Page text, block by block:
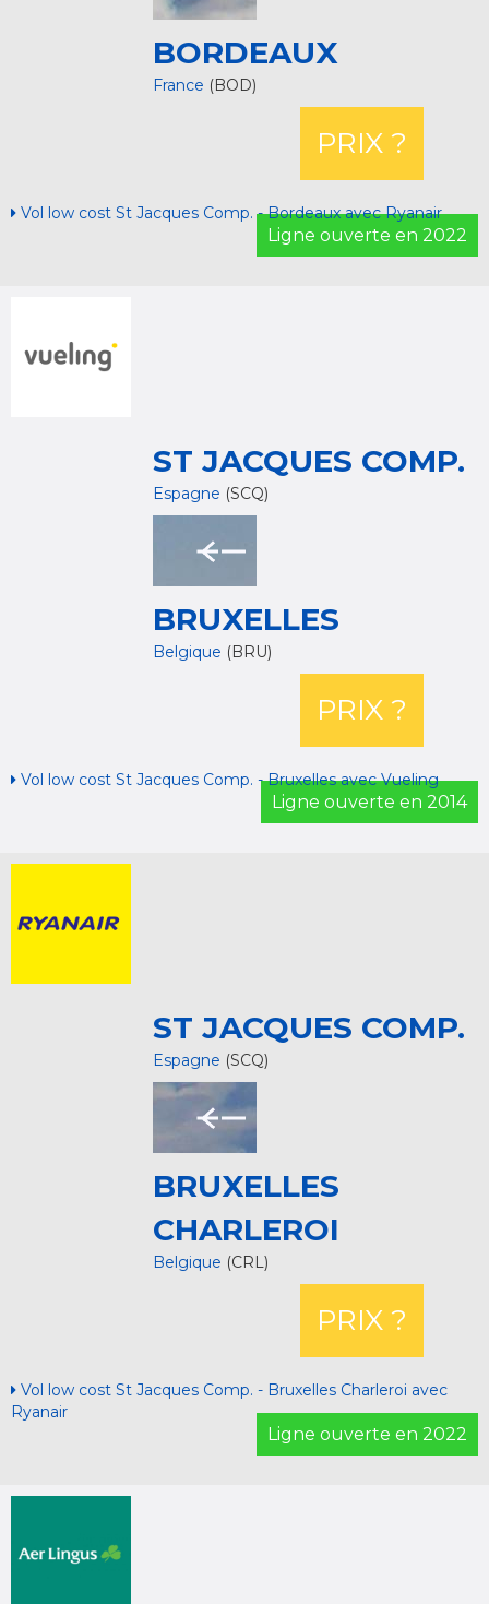
BORDEAUX
France (BOD)
PRIX ?
Vol low cost St Jacques Comp. - Bordeaux avec Ryanair
Ligne ouverte en 2022
ST JACQUES COMP.
Espagne (SCQ)
BRUXELLES
Belgique (BRU)
PRIX ?
Vol low cost St Jacques Comp. - Bruxelles avec Vueling
Ligne ouverte en 2014
ST JACQUES COMP.
Espagne (SCQ)
BRUXELLES
CHARLEROI
Belgique (CRL)
PRIX ?
Vol low cost St Jacques Comp. - Bruxelles Charleroi avec
Ryanair
Ligne ouverte en 2022